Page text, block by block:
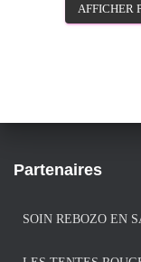
AFFICHER
Partenaires
SOIN REBOZO EN